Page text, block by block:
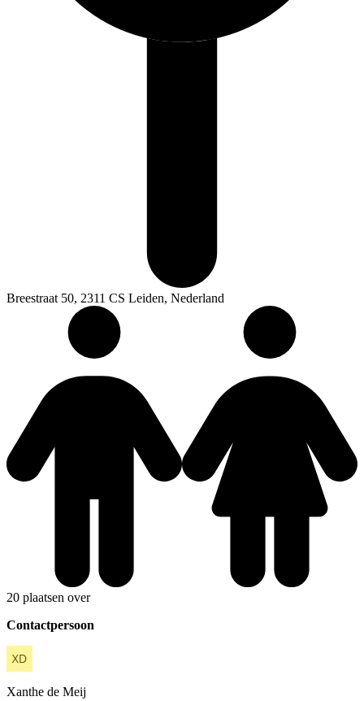
Breestraat 50, 2311 CS Leiden, Nederland
20 plaatsen over
Contactpersoon
Xanthe de Meij